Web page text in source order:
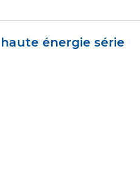
énergie série